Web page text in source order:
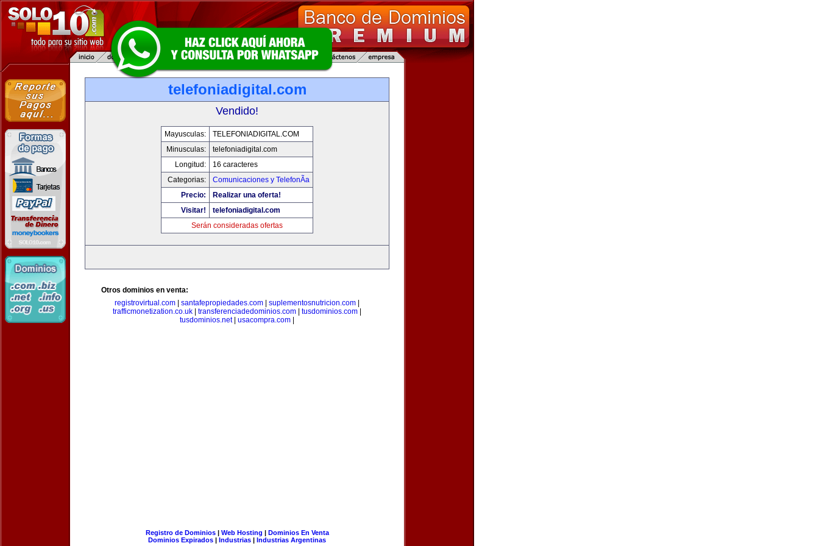
telefoniadigital.com
Vendido!
Mayusculas:
TELEFONIADIGITAL.COM
Minusculas:
telefoniadigital.com
Longitud:
16 caracteres
Categorias:
Comunicaciones y TelefonÃ­a
Precio:
Realizar una oferta!
Visitar!
telefoniadigital.com
Serán consideradas ofertas
Otros dominios en venta:
registrovirtual.com
santafepropiedades.com suplementosnutricion.com
trafficmonetization.co.uk
transferenciadedominios.com tusdominios.com
tusdominios.net| usacompra.com
Registro de Dominios| Web Hosting | Dominios En Venta
Dominios Expirados | Industrias | Industrias Argentinas